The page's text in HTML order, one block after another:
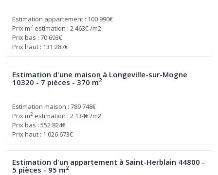
Estimation appartement : 100 990€
Prix m2 estimation : 2 463€ /m2
Prix bas : 70 693€
Prix haut : 131 287€
Estimation d'une maison à Longeville-sur-Mogne
10320 - 7 pièces - 370 m2
Estimation maison : 789 748€
Prix m2 estimation : 2 134€ /m2
Prix bas : 552 824€
Prix haut : 1 026 673€
Estimation d'un appartement à Saint-Herblain 44800 -
5 pièces - 95 m2